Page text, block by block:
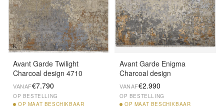
Avant Garde Twilight
Charcoal design 4710
VANAF€7.790
OP BESTELLING
OP MAAT BESCHIKBAAR
Avant Garde Enigma
Charcoal design
VANAF€2.990
OP BESTELLING
OP MAAT BESCHIKBAAR